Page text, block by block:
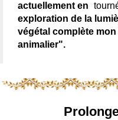
actuellement en
exploration de la
végétal complète
animalier".